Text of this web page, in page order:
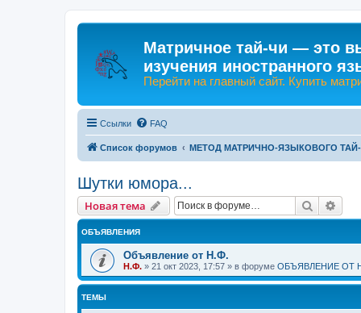
Матричное тай-чи — это
изучения иностранного
Перейти на главный сайт. Купить
Ссылки FAQ
Список форумов МЕТОД МАТРИЧНО-ЯЗЫКОВОГО
Шутки юмора...
Новая тема Поиск
ОБЪЯВЛЕНИЯ
Объявление от Н.Ф.
Н.Ф. » 21 окт 2023, 17:57 » в форуме ОБЪЯВЛЕНИЕ ОТ
ТЕМЫ